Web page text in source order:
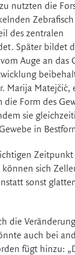
nutzten die
des zentralen
Später bildet
Auge an das
Marija Matejčić,
Form des
sie
in
Zeitpunkt
sich
sonst
die
auch bei
fügt hinzu: